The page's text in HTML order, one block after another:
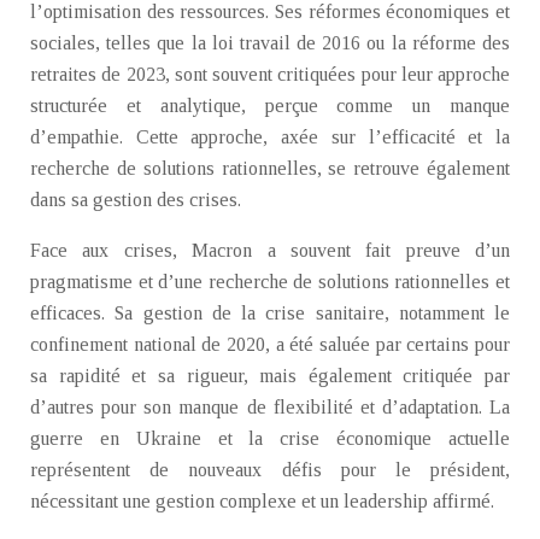
l’optimisation des ressources. Ses réformes économiques et
sociales, telles que la loi travail de 2016 ou la réforme des
retraites de 2023, sont souvent critiquées pour leur approche
structurée et analytique, perçue comme un manque
d’empathie. Cette approche, axée sur l’efficacité et la
recherche de solutions rationnelles, se retrouve également
dans sa gestion des crises.
Face aux crises, Macron a souvent fait preuve d’un
pragmatisme et d’une recherche de solutions rationnelles et
efficaces. Sa gestion de la crise sanitaire, notamment le
confinement national de 2020, a été saluée par certains pour
sa rapidité et sa rigueur, mais également critiquée par
d’autres pour son manque de flexibilité et d’adaptation. La
guerre en Ukraine et la crise économique actuelle
représentent de nouveaux défis pour le président,
nécessitant une gestion complexe et un leadership affirmé.